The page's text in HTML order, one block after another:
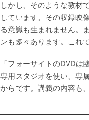
しかし、そのような教材
しています。その収録映
る意識も生まれません。
ンも多々あります。これ
「フォーサイトのDVDは
専用スタジオを使い、専
からです。講義の内容も